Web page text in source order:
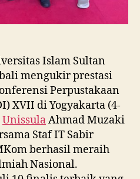
Islam Sultan
mengukir prestasi
Perpustakaan
XVII di Yogyakarta (4-
UnissulaAhmad Muzaki
Staf IT Sabir
berhasil meraih
Nasional.